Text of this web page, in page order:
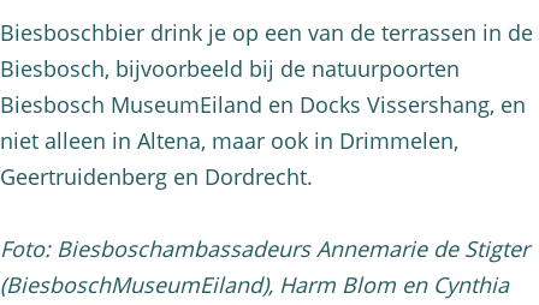
Biesboschbier drink je op een van de terrassen in de
Biesbosch, bijvoorbeeld bij de natuurpoorten
Biesbosch MuseumEiland en Docks Vissershang, en
niet alleen in Altena, maar ook in Drimmelen,
Geertruidenberg en Dordrecht.
Foto: Biesboschambassadeurs Annemarie de Stigter
(BiesboschMuseumEiland), Harm Blom en Cynthia